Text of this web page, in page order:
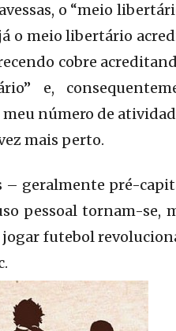
o “meio
o meio libertário
cobre
e,
número de
mais perto.
– geralmente pré-
pessoal tornam-se,
futebol